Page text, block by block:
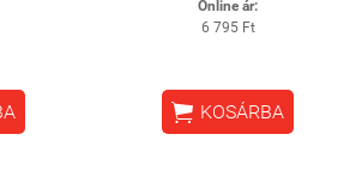
Online ár:
6 795 Ft
 KOSÁRBA